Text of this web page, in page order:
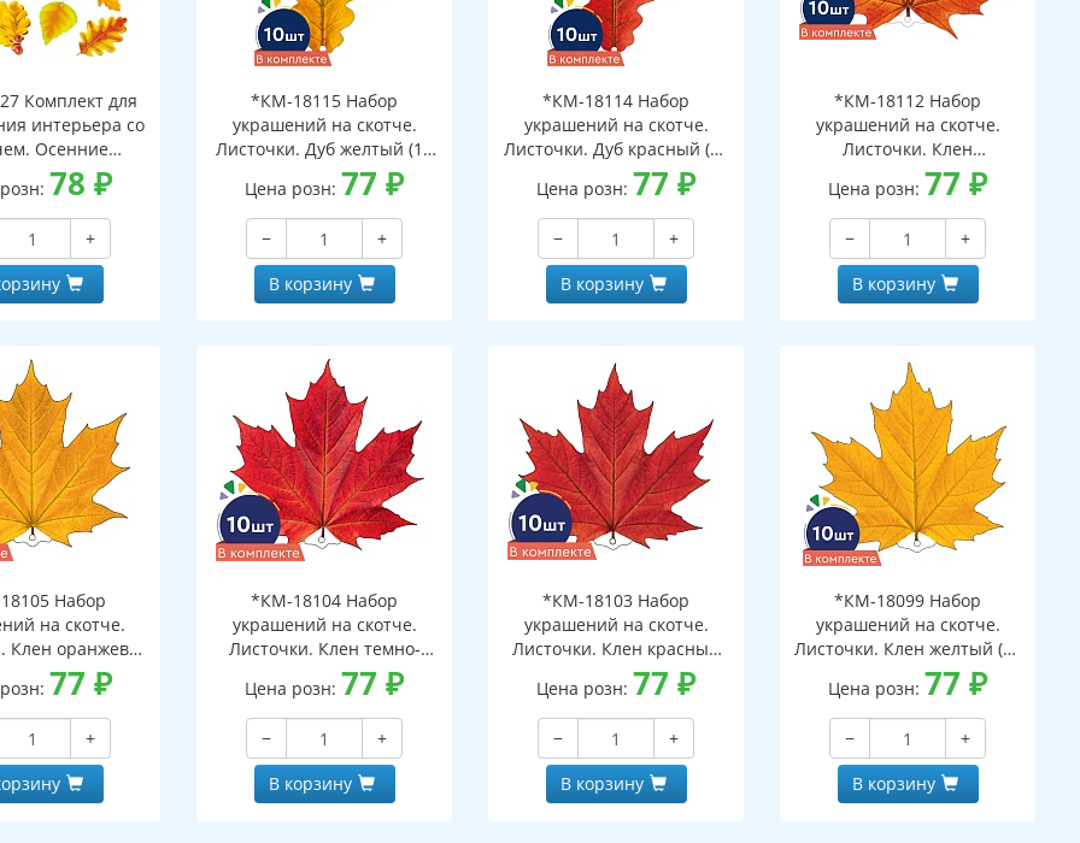
Комплект для
интерьера со
Осенние
1 (10 видов)
78₽
+
*КМ-18115 Набор
украшений на скотче.
Листочки. Дуб желтый (10
шт. в наборе,
двухсторонняя, ВД-лак)
Цена розн: 77₽
−
+
В корзину
*КМ-18114 Набор
украшений на скотче.
Листочки. Дуб красный (10
шт. в наборе,
двухсторонняя, ВД-лак)
Цена розн: 77₽
−
+
В корзину
*КМ-18112 Набор
украшений на скотче.
Листочки. Клен
оранжевый (10 шт. в
наборе, двухсторонняя, ВД-
лак)
Цена розн: 77₽
−
+
В корзину
Набор
на скотче.
Клен оранжево-
шт. в наборе,
ВД-лак)
77₽
+
*КМ-18104 Набор
украшений на скотче.
Листочки. Клен темно-
красный (10 шт. в наборе,
двухсторонняя, ВД-лак)
Цена розн: 77₽
−
+
В корзину
*КМ-18103 Набор
украшений на скотче.
Листочки. Клен красный
(10 шт. в наборе,
двухсторонняя, ВД-лак)
Цена розн: 77₽
−
+
В корзину
*КМ-18099 Набор
украшений на скотче.
Листочки. Клен желтый (10
шт. в наборе,
двухсторонняя, ВД-лак)
Цена розн: 77₽
−
+
В корзину